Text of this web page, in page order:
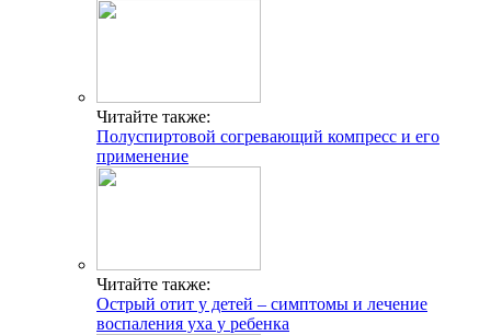
Читайте также:
Полуспиртовой согревающий компресс и его
применение
Читайте также:
Острый отит у детей – симптомы и лечение
воспаления уха у ребенка